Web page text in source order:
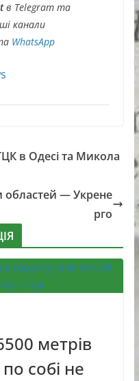
в Telegram та
канали
WhatsApp
в Одесі та Микола
областей — Укрене
рго
метрів
собі не